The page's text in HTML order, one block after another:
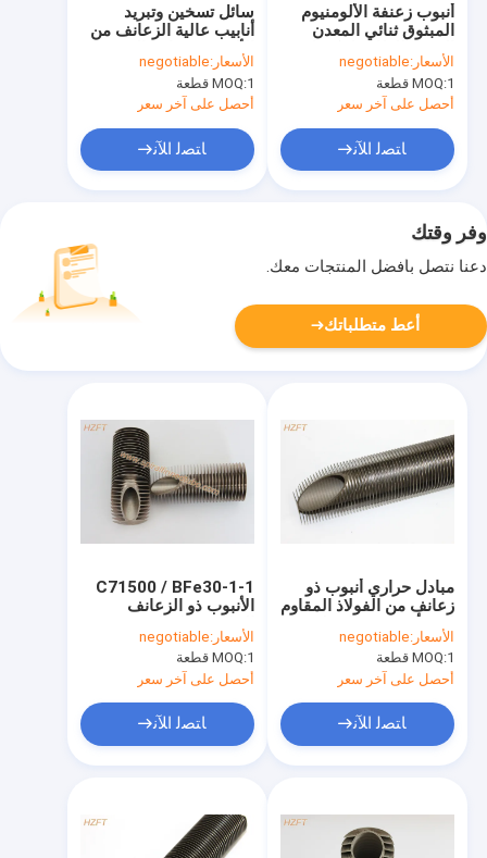
سائل تسخين وتبريد
أنابيب عالية الزعانف من
الألومنيوم ثنائية المعدن
الأسعار:negotiable
MOQ:1 قطعة
أحصل على آخر سعر
ﺎﺘﺼﻟ ﺍﻶﻧ
أنبوب زعنفة الألومنيوم
المبثوق ثنائي المعدن
الموفر للطاقة لمكثفات
التبريد
الأسعار:negotiable
MOQ:1 قطعة
أحصل على آخر سعر
ﺎﺘﺼﻟ ﺍﻶﻧ
وفر وقتك
دعنا نتصل بأفضل المنتجات معك.
أعط متطلباتك
C71500 / BFe30-1-1
الأنبوب ذو الزعانف
الحلزونية النحاسية
المضادة للتآكل لمبادل
حرارة مياه البحر
الأسعار:negotiable
MOQ:1 قطعة
أحصل على آخر سعر
ﺎﺘﺼﻟ ﺍﻶﻧ
مبادل حراري أنبوب ذو
زعانف من الفولاذ المقاوم
للصدأ في محيط صلب
6.5 مم ارتفاع الزعانف
الأسعار:negotiable
MOQ:1 قطعة
أحصل على آخر سعر
ﺎﺘﺼﻟ ﺍﻶﻧ